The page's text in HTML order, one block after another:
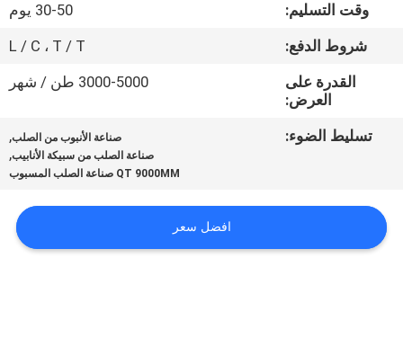
مراقبة
الجودة
خريطة
الموقع
PRIVACY
POLICY
وقت التسليم:
30-50 يوم
شروط الدفع:
L / C ، T / T
القدرة على
العرض:
3000-5000 طن / شهر
تسليط الضوء: صناعة الأنبوب من الصلب,
صناعة الصلب من سبيكة الأنابيب,
QT 9000MM صناعة الصلب المسبوب
افضل سعر